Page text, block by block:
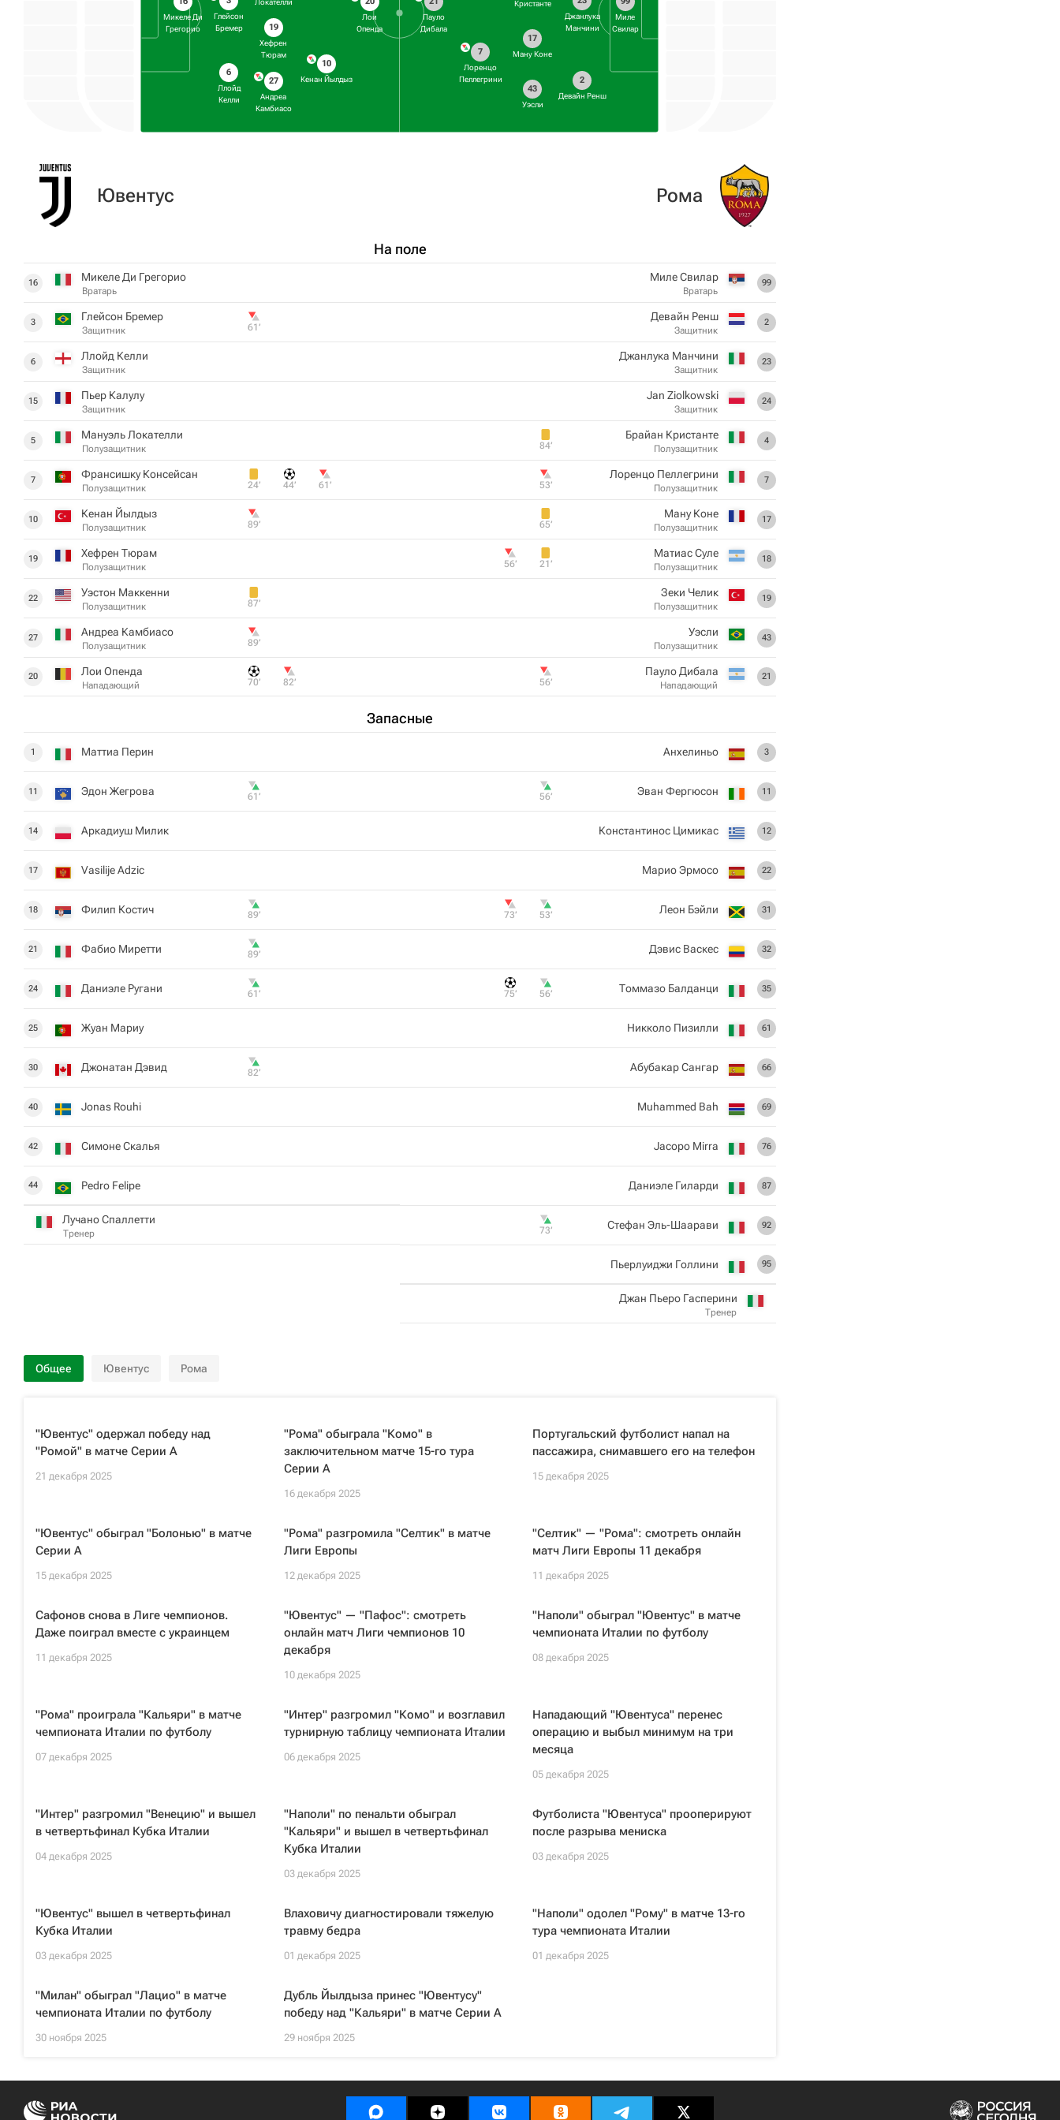
Микеле Ди
Грегорио
Глейсон
Бремер
6
Ллойд
Келли
19
Хефрен
Тюрам
27
Андреа
Камбиасо
10
Кенан Йылдыз
Лои
Опенда
Миле
Свилар
Джанлука
Манчини
2
Девайн Ренш
Кристанте
17
Ману Коне
43
Уэсли
7
Лоренцо
Пеллегрини
Пауло
Дибала
Ювентус
На поле
16 Микеле Ди Грегорио
Вратарь
3 Глейсон Бремер
Защитник 61‎’‎
6 Ллойд Келли
Защитник
15 Пьер Калулу
Защитник
5 Мануэль Локателли
Полузащитник
7 Франсишку Консейсан
Полузащитник 24‎’‎ 44‎’‎ 61‎’‎
10 Кенан Йылдыз
Полузащитник 89‎’‎
19 Хефрен Тюрам
Полузащитник
22 Уэстон Маккенни
Полузащитник 87‎’‎
27 Андреа Камбиасо
Полузащитник 89‎’‎
20 Лои Опенда
Нападающий 70‎’‎ 82‎’‎
Запасные
1 Маттиа Перин
11 Эдон Жегрова 61‎’‎
14 Аркадиуш Милик
17 Vasilije Adzic
18 Филип Костич 89‎’‎
21 Фабио Миретти 89‎’‎
24 Даниэле Ругани 61‎’‎
25 Жуан Мариу
30 Джонатан Дэвид 82‎’‎
40 Jonas Rouhi
42 Симоне Скалья
44 Pedro Felipe
Лучано Спаллетти
Тренер
Рома
99
Миле Свилар
Вратарь
2
Девайн Ренш
Защитник
23
Джанлука Манчини
Защитник
24
Jan Ziolkowski
Защитник
4
Брайан Кристанте
Полузащитник
84‎’‎
7
Лоренцо Пеллегрини
Полузащитник
53‎’‎
17
Ману Коне
Полузащитник
65‎’‎
18
Матиас Суле
Полузащитник
21‎’‎
56‎’‎
19
Зеки Челик
Полузащитник
43
Уэсли
Полузащитник
21
Пауло Дибала
Нападающий
56‎’‎
3
Анхелиньо
11
Эван Фергюсон
56‎’‎
12
Константинос Цимикас
22
Марио Эрмосо
31
Леон Бэйли
53‎’‎
73‎’‎
32
Дэвис Васкес
35
Томмазо Балданци
56‎’‎
75‎’‎
61
Никколо Пизилли
66
Абубакар Сангар
69
Muhammed Bah
76
Jacopo Mirra
87
Даниэле Гиларди
92
Стефан Эль-Шаарави
73‎’‎
95
Пьерлуиджи Голлини
Джан Пьеро Гасперини
Тренер
Общее Ювентус Рома
"Ювентус" одержал победу над
"Ромой" в матче Серии А
21 декабря 2025
"Рома" обыграла "Комо" в
заключительном матче 15-го тура
Серии А
16 декабря 2025
Португальский футболист напал на
пассажира, снимавшего его на телефон
15 декабря 2025
"Ювентус" обыграл "Болонью" в матче
Серии А
15 декабря 2025
"Рома" разгромила "Селтик" в матче
Лиги Европы
12 декабря 2025
"Селтик" — "Рома": смотреть онлайн
матч Лиги Европы 11 декабря
11 декабря 2025
Сафонов снова в Лиге чемпионов.
Даже поиграл вместе с украинцем
11 декабря 2025
"Ювентус" — "Пафос": смотреть
онлайн матч Лиги чемпионов 10
декабря
10 декабря 2025
"Наполи" обыграл "Ювентус" в матче
чемпионата Италии по футболу
08 декабря 2025
"Рома" проиграла "Кальяри" в матче
чемпионата Италии по футболу
07 декабря 2025
"Интер" разгромил "Комо" и возглавил
турнирную таблицу чемпионата Италии
06 декабря 2025
Нападающий "Ювентуса" перенес
операцию и выбыл минимум на три
месяца
05 декабря 2025
"Интер" разгромил "Венецию" и вышел
в четвертьфинал Кубка Италии
04 декабря 2025
"Наполи" по пенальти обыграл
"Кальяри" и вышел в четвертьфинал
Кубка Италии
03 декабря 2025
Футболиста "Ювентуса" прооперируют
после разрыва мениска
03 декабря 2025
"Ювентус" вышел в четвертьфинал
Кубка Италии
03 декабря 2025
Влаховичу диагностировали тяжелую
травму бедра
01 декабря 2025
"Наполи" одолел "Рому" в матче 13-го
тура чемпионата Италии
01 декабря 2025
"Милан" обыграл "Лацио" в матче
чемпионата Италии по футболу
30 ноября 2025
Дубль Йылдыза принес "Ювентусу"
победу над "Кальяри" в матче Серии А
29 ноября 2025